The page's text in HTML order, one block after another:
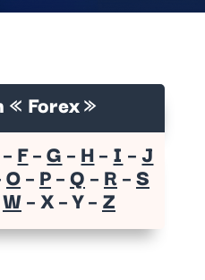
Forex »
–F–G–H–I –J
O–P–Q–R–S
W– X – Y –Z